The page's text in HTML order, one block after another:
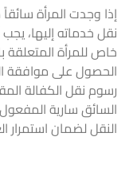
إذا وجدت المرأة
نقل خدماته إليها،
خاص للمرأة المتعلقة
الحصول على موافقة
رسوم نقل الكفالة
السائق سارية
النقل لضمان استمرار